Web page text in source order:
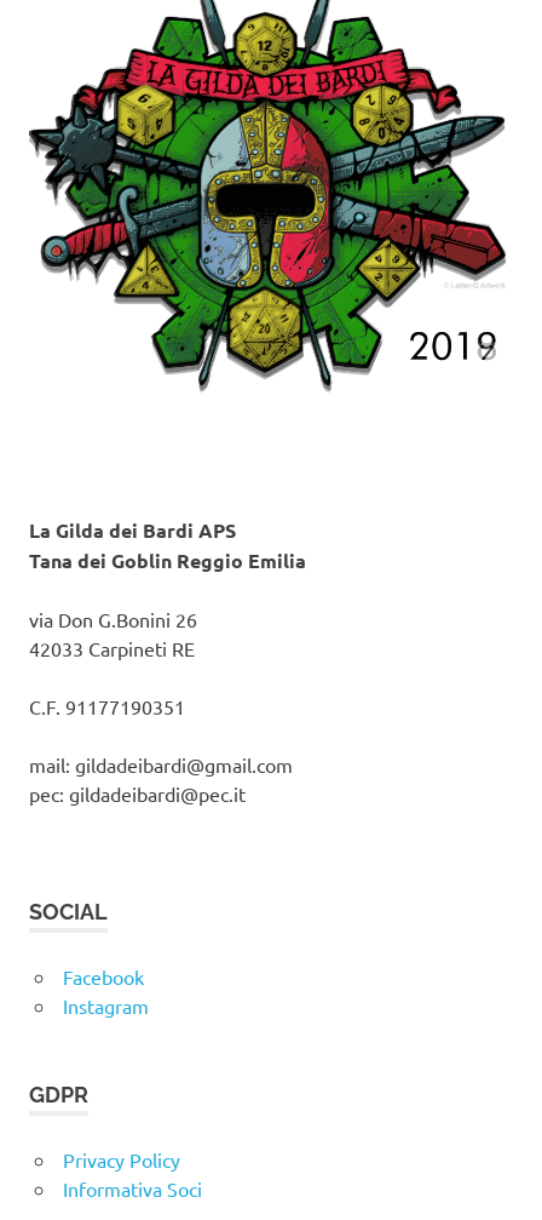
La Gilda dei Bardi APS
Tana dei Goblin Reggio Emilia
via Don G.Bonini 26
42033 Carpineti RE
C.F. 91177190351
mail: gildadeibardi@gmail.com
pec: gildadeibardi@pec.it
SOCIAL
Facebook
Instagram
GDPR
Privacy Policy
Informativa Soci